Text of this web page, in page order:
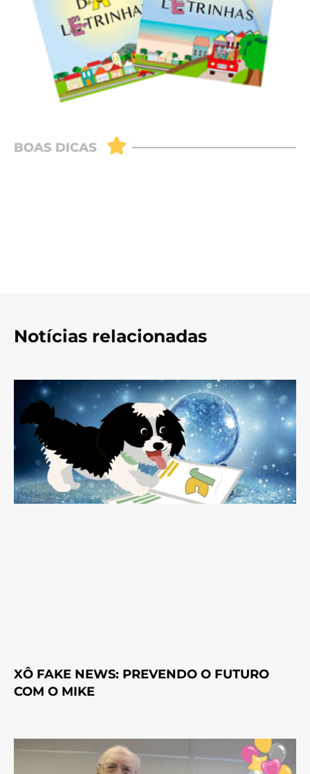
Notícias relacionadas
XÔ FAKE NEWS: PREVENDO O FUTURO
COM O MIKE